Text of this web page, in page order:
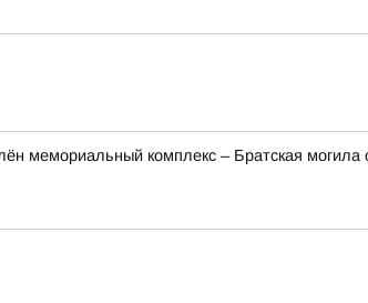
мемориальный комплекс – Братская могила